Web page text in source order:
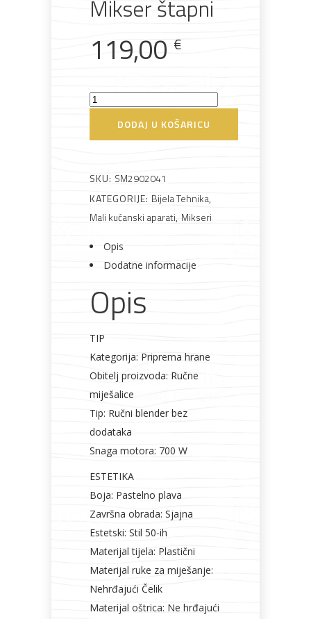
Boje i
lakovi
Građevinski
materijali
Vodomaterijal
Metalna
galanterija
Elektromaterijal
Vijčana
roba
Okovi
Mikser štapni
119,00 €
Smeg
količina
DODAJ U KOŠARICU
SKU: SM2902041
KATEGORIJE: Bijela Tehnika,
Mali kućanski aparati, Mikseri
Opis
Dodatne informacije
Opis
TIP
Kategorija: Priprema hrane
Obitelj proizvoda: Ručne
miješalice
Tip: Ručni blender bez
dodataka
Snaga motora: 700 W
ESTETIKA
Boja: Pastelno plava
Završna obrada: Sjajna
Estetski: Stil 50-ih
Materijal tijela: Plastični
Materijal ruke za miješanje:
Nehrđajući Čelik
Materijal oštrica: Ne hrđajući